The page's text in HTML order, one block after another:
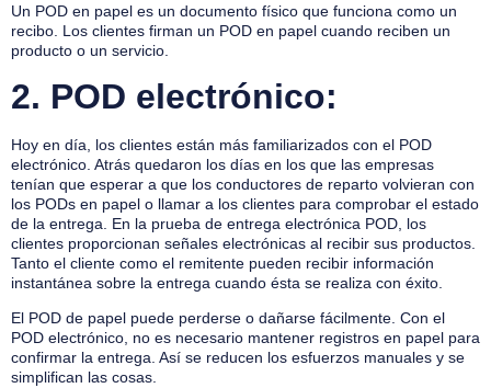
Un POD en papel es un documento físico que funciona como un
recibo. Los clientes firman un POD en papel cuando reciben un
producto o un servicio.
2. POD electrónico:
Hoy en día, los clientes están más familiarizados con el POD
electrónico. Atrás quedaron los días en los que las empresas
tenían que esperar a que los conductores de reparto volvieran con
los PODs en papel o llamar a los clientes para comprobar el estado
de la entrega. En la prueba de entrega electrónica POD, los
clientes proporcionan señales electrónicas al recibir sus productos.
Tanto el cliente como el remitente pueden recibir información
instantánea sobre la entrega cuando ésta se realiza con éxito.
El POD de papel puede perderse o dañarse fácilmente. Con el
POD electrónico, no es necesario mantener registros en papel para
confirmar la entrega. Así se reducen los esfuerzos manuales y se
simplifican las cosas.